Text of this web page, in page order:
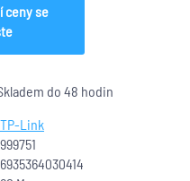
TP-Link
999751
6935364030414
ceny se
do 48 hodin